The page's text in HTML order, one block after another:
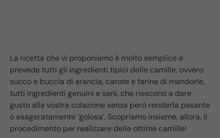
La ricetta che vi proponiamo è molto semplice e
prevede tutti gli ingredienti tipici delle camille, ovvero
succo e buccia di arancia, carote e farina di mandorle,
tutti ingredienti genuini e sani, che riescono a dare
gusto alla vostra colazione senza però renderla pesante
o esageratamente ‘golosa’. Scopriamo insieme, allora, il
procedimento per realizzare delle ottime camille!